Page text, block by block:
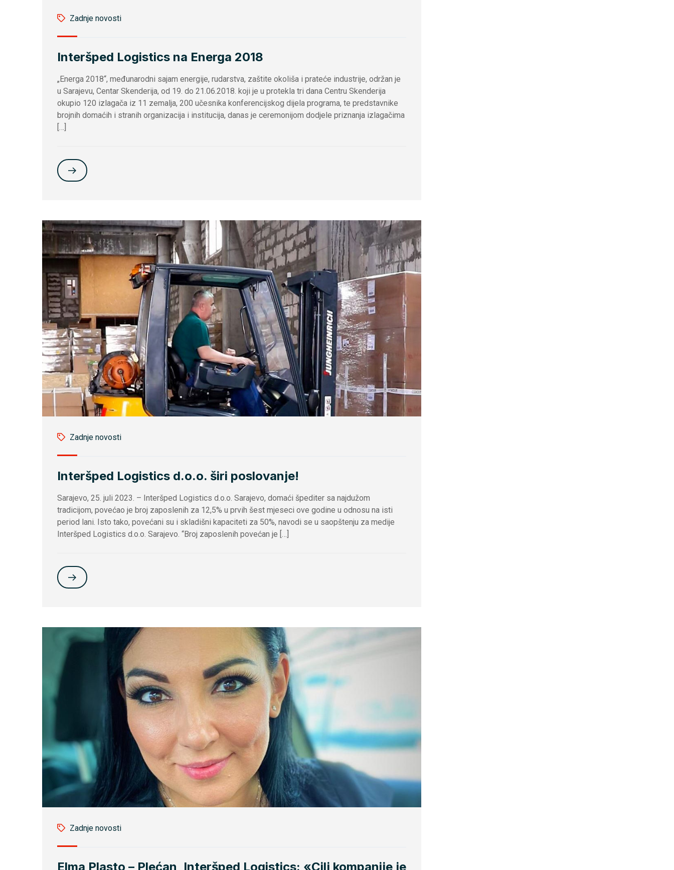
Zadnje novosti
Interšped Logistics na Energa 2018
„Energa 2018“, međunarodni sajam energije, rudarstva, zaštite okoliša i prateće industrije, održan je
u Sarajevu, Centar Skenderija, od 19. do 21.06.2018. koji je u protekla tri dana Centru Skenderija
okupio 120 izlagača iz 11 zemalja, 200 učesnika konferencijskog dijela programa, te predstavnike
brojnih domaćih i stranih organizacija i institucija, danas je ceremonijom dodjele priznanja izlagačima
[…]
Zadnje novosti
Interšped Logistics d.o.o. širi poslovanje!
Sarajevo, 25. juli 2023. – Interšped Logistics d.o.o. Sarajevo, domaći špediter sa najdužom
tradicijom, povećao je broj zaposlenih za 12,5% u prvih šest mjeseci ove godine u odnosu na isti
period lani. Isto tako, povećani su i skladišni kapaciteti za 50%, navodi se u saopštenju za medije
Interšped Logistics d.o.o. Sarajevo. “Broj zaposlenih povećan je […]
Zadnje novosti
Elma Plasto – Plećan, Interšped Logistics: «Cilj kompanije je